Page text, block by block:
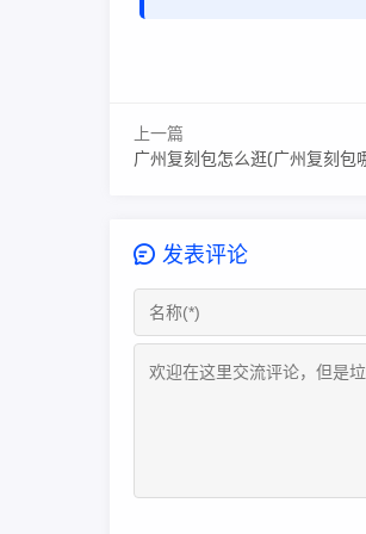
上一篇
广州复刻包怎么逛(广州复刻包
发表评论